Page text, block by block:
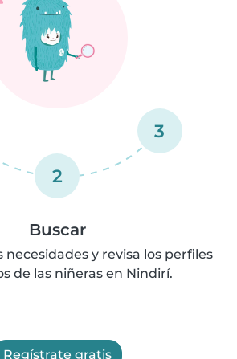
2
3
Buscar
necesidades y revisa los perfiles
de las niñeras en Nindirí.
Regístrate gratis